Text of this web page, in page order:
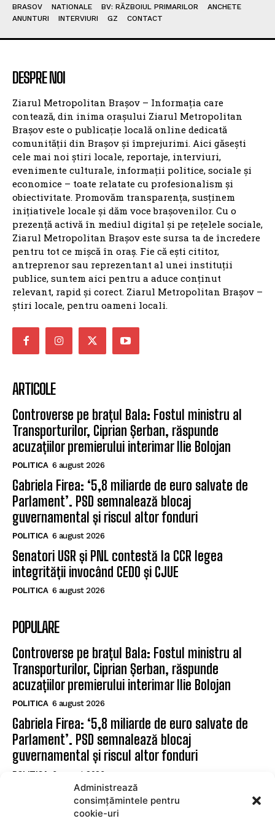
Administrează
consimțămintele pentru
cookie-uri
BRASOV NATIONALE BV: RĂZBOIUL PRIMARILOR
ANCHETE
ANUNTURI
INTERVIURI GZ CONTACT
DESPRE NOI
Ziarul Metropolitan Brașov – Informația care
contează, din inima orașului Ziarul Metropolitan
Brașov este o publicație locală online dedicată
comunității din Brașov și împrejurimi. Aici găsești
cele mai noi știri locale, reportaje, interviuri,
evenimente culturale, informații politice, sociale și
economice – toate relatate cu profesionalism și
obiectivitate. Promovăm transparența, susținem
inițiativele locale și dăm voce brașovenilor. Cu o
prezență activă în mediul digital și pe rețelele sociale,
Ziarul Metropolitan Brașov este sursa ta de încredere
pentru tot ce mișcă în oraș. Fie că ești cititor,
antreprenor sau reprezentant al unei instituții
publice, suntem aici pentru a aduce conținut
relevant, rapid și corect. Ziarul Metropolitan Brașov –
știri locale, pentru oameni locali.
ARTICOLE
Controverse pe brațul Bala: Fostul ministru al
Transporturilor, Ciprian Șerban, răspunde
acuzațiilor premierului interimar Ilie Bolojan
POLITICA 6 august 2026
Gabriela Firea: ‘5,8 miliarde de euro salvate de
Parlament’. PSD semnalează blocaj
guvernamental și riscul altor fonduri
POLITICA 6 august 2026
Senatori USR și PNL contestă la CCR legea
integrității invocând CEDO și CJUE
POLITICA 6 august 2026
POPULARE
Controverse pe brațul Bala: Fostul ministru al
Transporturilor, Ciprian Șerban, răspunde
acuzațiilor premierului interimar Ilie Bolojan
POLITICA 6 august 2026
Gabriela Firea: ‘5,8 miliarde de euro salvate de
Parlament’. PSD semnalează blocaj
guvernamental și riscul altor fonduri
POLITICA 6 august 2026
Senatori USR și PNL contestă la CCR legea
integrității invocând CEDO și CJUE